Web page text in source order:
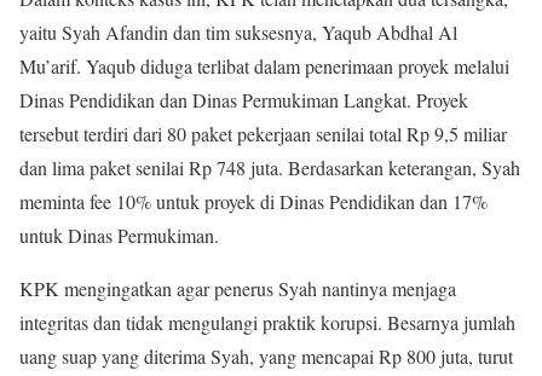
yaitu Syah Afandin dan tim suksesnya, Yaqub Abdhal Al
Mu’arif. Yaqub diduga terlibat dalam penerimaan proyek melalui
Dinas Pendidikan dan Dinas Permukiman Langkat. Proyek
tersebut terdiri dari 80 paket pekerjaan senilai total Rp 9,5 miliar
dan lima paket senilai Rp 748 juta. Berdasarkan keterangan, Syah
meminta fee 10% untuk proyek di Dinas Pendidikan dan 17%
untuk Dinas Permukiman.
KPK mengingatkan agar penerus Syah nantinya menjaga
integritas dan tidak mengulangi praktik korupsi. Besarnya jumlah
uang suap yang diterima Syah, yang mencapai Rp 800 juta, turut